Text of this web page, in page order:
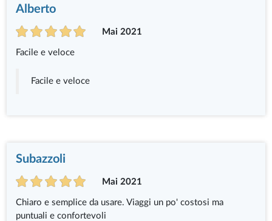
Alberto
Mai 2021
Facile e veloce
Facile e veloce
Subazzoli
Mai 2021
Chiaro e semplice da usare. Viaggi un po' costosi ma
puntuali e confortevoli